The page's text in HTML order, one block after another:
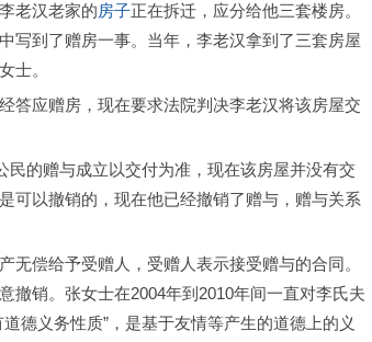
老汉老家的房子正在拆迁，应分给他三套楼房。
写到了赠房一事。当年，李老汉拿到了三套房屋
士。
应赠房，现在要求法院判决李老汉将该房屋交
的赠与成立以交付为准，现在该房屋并没有交
可以撤销的，现在他已经撤销了赠与，赠与关系
偿给予受赠人，受赠人表示接受赠与的合同。
撤销。张女士在2004年到2010年间一直对李氏夫
德义务性质”，是基于友情等产生的道德上的义